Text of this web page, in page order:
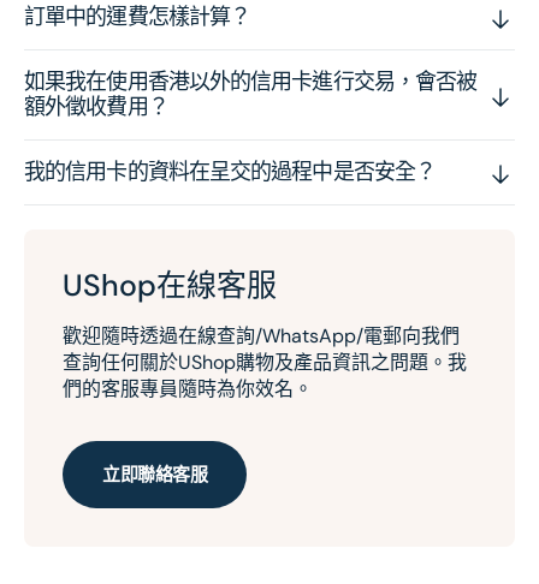
訂單中的運費怎樣計算？
如果我在使用香港以外的信用卡進行交易，會否被
額外徵收費用？
我的信用卡的資料在呈交的過程中是否安全？
UShop在線客服
歡迎隨時透過在線查詢/WhatsApp/電郵向我們
查詢任何關於UShop購物及產品資訊之問題。我
們的客服專員隨時為你效名。
立即聯絡客服